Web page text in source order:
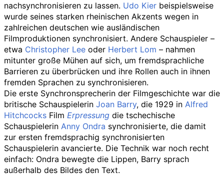
nachsynchronisieren zu lassen. Udo Kier beispielsweise
wurde seines starken rheinischen Akzents wegen in
zahlreichen deutschen wie ausländischen
Filmproduktionen synchronisiert. Andere Schauspieler –
etwa Christopher Lee oder Herbert Lom – nahmen
mitunter große Mühen auf sich, um fremdsprachliche
Barrieren zu überbrücken und ihre Rollen auch in ihnen
fremden Sprachen zu synchronisieren.
Die erste Synchronsprecherin der Filmgeschichte war die
britische Schauspielerin Joan Barry, die 1929 in Alfred
Hitchcocks Film Erpressung die tschechische
Schauspielerin Anny Ondra synchronisierte, die damit
zur ersten fremdsprachig synchronisierten
Schauspielerin avancierte. Die Technik war noch recht
einfach: Ondra bewegte die Lippen, Barry sprach
außerhalb des Bildes den Text.